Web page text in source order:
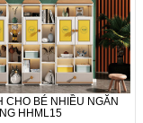
CHO BÉ NHIỀU NGĂN
HHML15